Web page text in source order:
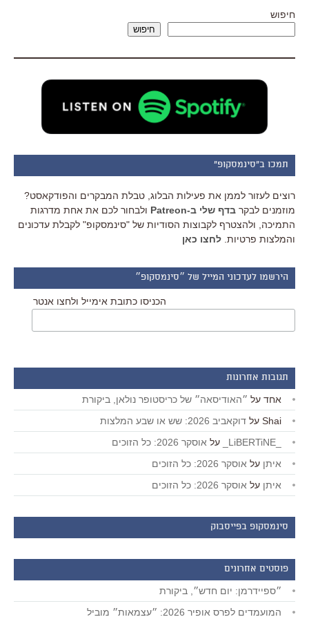
חיפוש
חיפוש
תמכו ב"סינמסקופ"
רוצים לעזור לממן את פעילות הבלוג, טבלת המבקרים והפודקאסט?
מוזמנים לבקר בדף שלי ב-Patreon
ולבחור לכם את אחת מדרגות
התמיכה, ולהצטרף לקבוצות הסודיות של "סינמסקופ" לקבלת עדכונים
והמלצות פרטיות. לחצו כאן
הירשמו לעדכוני המייל של ״סינמסקופ״
הכניסו כתובת אימייל ולחצו אנטר
תגובות אחרונות
אחד על ״האודיסאה״ של כריסטופר נולאן, ביקורת
Shai על דוקאביב 2026: שש או שבע המלצות
על אוסקר 2026: כל הזוכים
איתן על אוסקר 2026: כל הזוכים
איתן על אוסקר 2026: כל הזוכים
סינמסקופ בפייסבוק
פוסטים אחרונים
״ספיידרמן: יום חדש״, ביקורת
המועמדים לפרס אופיר 2026: ״עצמאות״ מוביל